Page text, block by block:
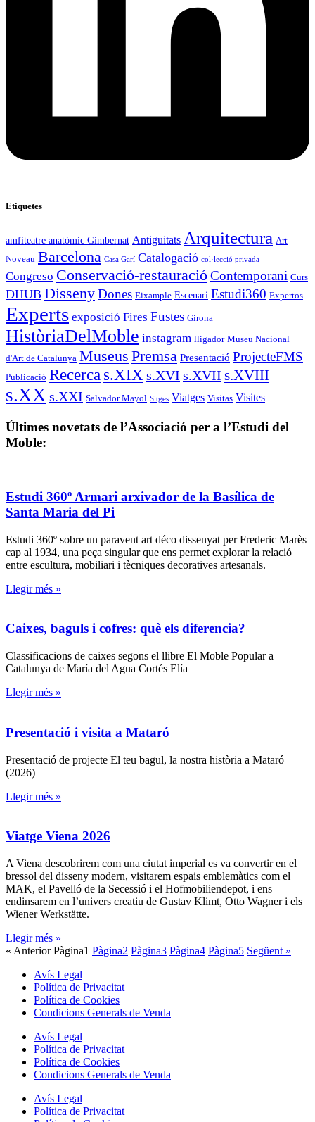
Etiquetes
amfiteatre anatòmic Gimbernat Antiguitats Arquitectura Art
Noveau Barcelona Casa Garí Catalogació col·lecció privada
Congreso Conservació-restauracióContemporani Curs
DHUB Disseny Dones Eixample Escenari Estudi360 Expertos
Experts exposició Fires Fustes Girona
HistòriaDelMoble instagram lligador Museu Nacional
d'Art de Catalunya Museus Premsa Presentació ProjecteFMS
Publicació Recerca s.XIX s.XVI s.XVII s.XVIII
s.XX s.XXI Salvador Mayol Sitges Viatges Visitas Visites
Últimes novetats de l’Associació per a l’Estudi del
Moble:
Estudi 360º Armari arxivador de la Basílica de
Santa Maria del Pi
Estudi 360º sobre un paravent art déco dissenyat per Frederic Marès
cap al 1934, una peça singular que ens permet explorar la relació
entre escultura, mobiliari i tècniques decoratives artesanals.
Llegir més »
Caixes, baguls i cofres: què els diferencia?
Classificacions de caixes segons el llibre El Moble Popular a
Catalunya de María del Agua Cortés Elía
Llegir més »
Presentació i visita a Mataró
Presentació de projecte El teu bagul, la nostra història a Mataró
(2026)
Llegir més »
Viatge Viena 2026
A Viena descobrirem com una ciutat imperial es va convertir en el
bressol del disseny modern, visitarem espais emblemàtics com el
MAK, el Pavelló de la Secessió i el Hofmobiliendepot, i ens
endinsarem en l’univers creatiu de Gustav Klimt, Otto Wagner i els
Wiener Werkstätte.
Llegir més »
« Anterior Pàgina1 Pàgina2 Pàgina3 Pàgina4 Pàgina5 Següent »
Avís Legal
Política de Privacitat
Política de Cookies
Condicions Generals de Venda
Avís Legal
Política de Privacitat
Política de Cookies
Condicions Generals de Venda
Avís Legal
Política de Privacitat